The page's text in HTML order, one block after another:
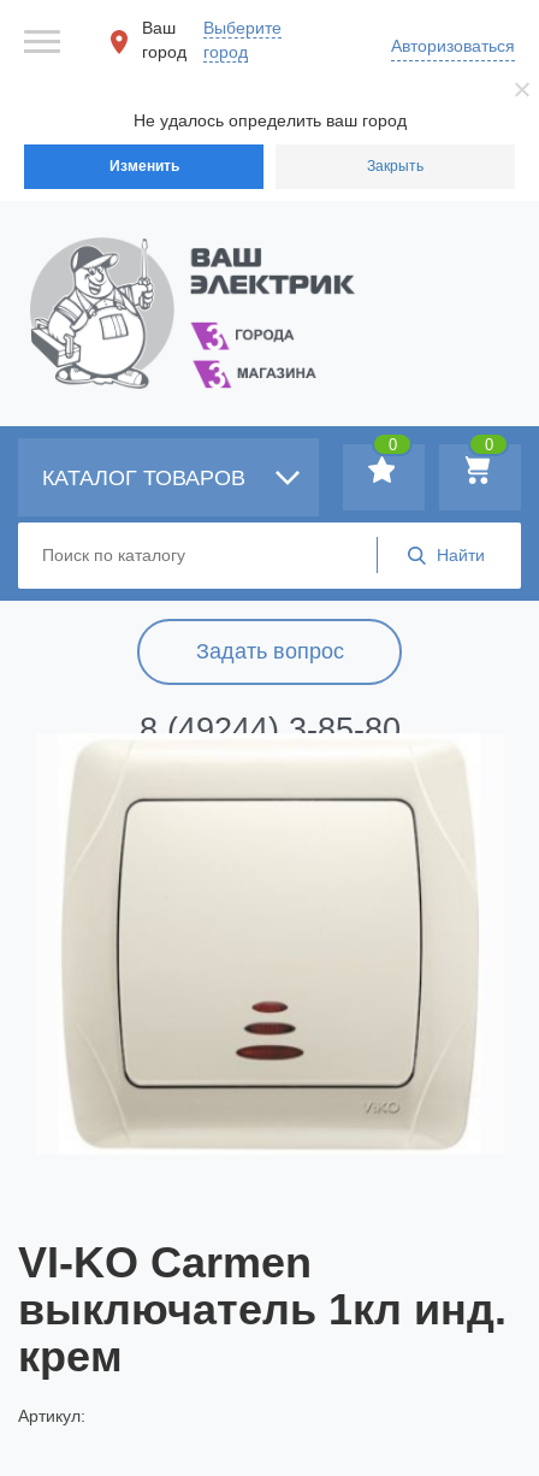
Не удалось определить ваш город
Изменить Закрыть
Ваш
город
Выберите
город
Авторизоваться
Задать вопрос
8 (49244) 3-85-80
КАТАЛОГ ТОВАРОВ
0
0
VI-KO Carmen
выключатель 1кл инд.
крем
Артикул: